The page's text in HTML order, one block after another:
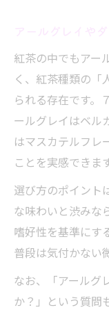
紅茶の中でもアー
く、紅茶種類の「
られる存在です。
ールグレイはベル
はマスカテルフレ
ことを実感できます
選び方のポイント
な味わいと渋みな
嗜好性を基準にす
普段は気付かない
なお、「アールグ
か？」という質問